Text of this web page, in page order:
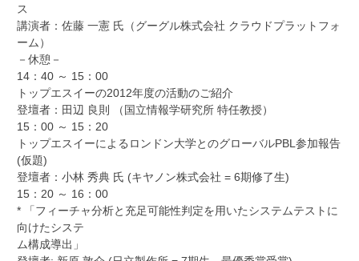
ス
講演者：佐藤 一憲 氏（グーグル株式会社 クラウドプラットフォ
ーム）
－休憩－
14：40 ～ 15：00
トップエスイーの2012年度の活動のご紹介
登壇者：田辺 良則 （国立情報学研究所 特任教授）
15：00 ～ 15：20
トップエスイーによるロンドン大学とのグローバルPBL参加報告
(仮題)
登壇者：小林 秀典 氏 (キヤノン株式会社 = 6期修了生)
15：20 ～ 16：00
* 「フィーチャ分析と充足可能性判定を用いたシステムテストに
向けたシステ
ム構成導出」